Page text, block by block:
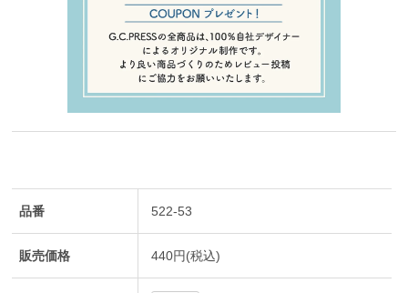
品番 522-53
販売価格 440円(税込)